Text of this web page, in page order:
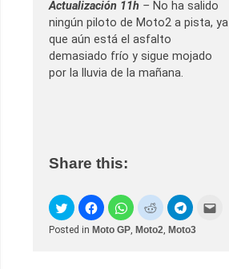
Actualización 11h – No ha salido
ningún piloto de Moto2 a pista, ya
que aún está el asfalto
demasiado frío y sigue mojado
por la lluvia de la mañana.
Share this:
Posted in Moto GP, Moto2, Moto3